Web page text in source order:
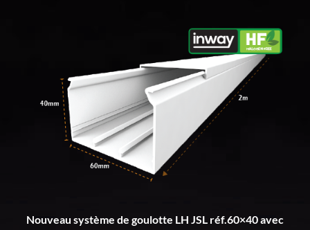
Nouveau système de goulotte LH JSL réf.60×40 avec